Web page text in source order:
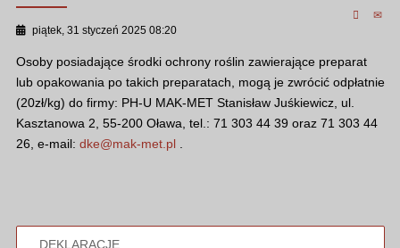
piątek, 31 styczeń 2025 08:20
Osoby posiadające środki ochrony roślin zawierające preparat
lub opakowania po takich preparatach, mogą je zwrócić odpłatnie
(20zł/kg) do firmy: PH-U MAK-MET Stanisław Juśkiewicz, ul.
Kasztanowa 2, 55-200 Oława, tel.: 71 303 44 39 oraz 71 303 44
26, e-mail: dke@mak-met.pl.
DEKLARACJE